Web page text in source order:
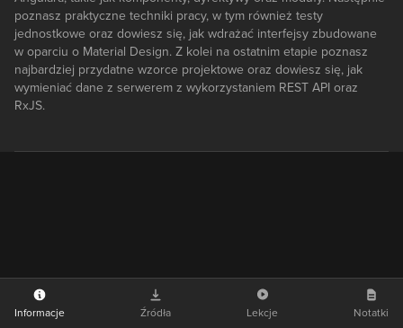
poznasz praktyczne techniki pracy, w tym również testy
jednostkowe oraz dowiesz się, jak wdrażać interfejsy zbudowane
w oparciu o Material Design. Z kolei na ostatnim etapie poznasz
najbardziej przydatne wzorce projektowe oraz dowiesz się, jak
wymieniać dane z serwerem z wykorzystaniem REST API oraz
RxJS.
Informacje Źródła Lekcje Notatki